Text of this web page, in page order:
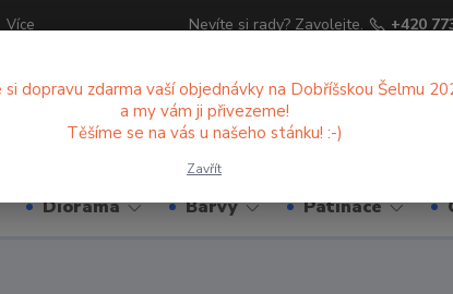
Více Nevíte si rady? Zavolejte. +420
Diorama Barvy Patinace
dopravu zdarma vaší objednávky na Dobříšskou Šelmu
a my vám ji přivezeme!
Těšíme se na vás u našeho stánku! :-)
Zavřít